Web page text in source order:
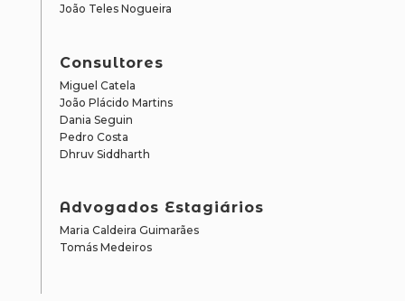
João Teles Nogueira
Consultores
Miguel Catela
João Plácido Martins
Dania Seguin
Pedro Costa
Dhruv Siddharth
Advogados Estagiários
Maria Caldeira Guimarães
Tomás Medeiros